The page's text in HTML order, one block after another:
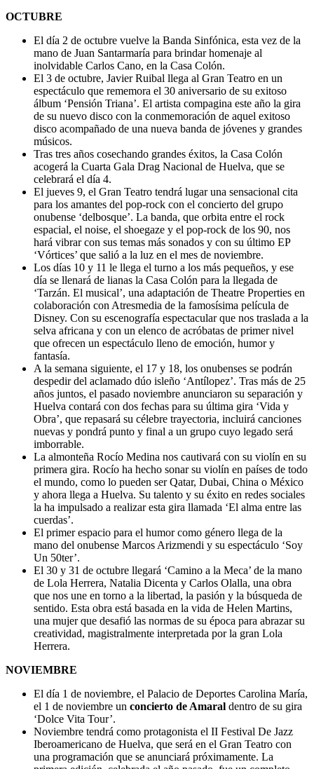
OCTUBRE
El día 2 de octubre vuelve la Banda Sinfónica, esta vez de la
mano de Juan Santarmaría para brindar homenaje al
inolvidable Carlos Cano, en la Casa Colón.
El 3 de octubre, Javier Ruibal llega al Gran Teatro en un
espectáculo que rememora el 30 aniversario de su exitoso
álbum ‘Pensión Triana’. El artista compagina este año la gira
de su nuevo disco con la conmemoración de aquel exitoso
disco acompañado de una nueva banda de jóvenes y grandes
músicos.
Tras tres años cosechando grandes éxitos, la Casa Colón
acogerá la Cuarta Gala Drag Nacional de Huelva, que se
celebrará el día 4.
El jueves 9, el Gran Teatro tendrá lugar una sensacional cita
para los amantes del pop-rock con el concierto del grupo
onubense ‘delbosque’. La banda, que orbita entre el rock
espacial, el noise, el shoegaze y el pop-rock de los 90, nos
hará vibrar con sus temas más sonados y con su último EP
‘Vórtices’ que salió a la luz en el mes de noviembre.
Los días 10 y 11 le llega el turno a los más pequeños, y ese
día se llenará de lianas la Casa Colón para la llegada de
‘Tarzán. El musical’, una adaptación de Theatre Properties en
colaboración con Atresmedia de la famosísima película de
Disney. Con su escenografía espectacular que nos traslada a la
selva africana y con un elenco de acróbatas de primer nivel
que ofrecen un espectáculo lleno de emoción, humor y
fantasía.
A la semana siguiente, el 17 y 18, los onubenses se podrán
despedir del aclamado dúo isleño ‘Antílopez’. Tras más de 25
años juntos, el pasado noviembre anunciaron su separación y
Huelva contará con dos fechas para su última gira ‘Vida y
Obra’, que repasará su célebre trayectoria, incluirá canciones
nuevas y pondrá punto y final a un grupo cuyo legado será
imborrable.
La almonteña Rocío Medina nos cautivará con su violín en su
primera gira. Rocío ha hecho sonar su violín en países de todo
el mundo, como lo pueden ser Qatar, Dubai, China o México
y ahora llega a Huelva. Su talento y su éxito en redes sociales
la ha impulsado a realizar esta gira llamada ‘El alma entre las
cuerdas’.
El primer espacio para el humor como género llega de la
mano del onubense Marcos Arizmendi y su espectáculo ‘Soy
Un 50ter’.
El 30 y 31 de octubre llegará ‘Camino a la Meca’ de la mano
de Lola Herrera, Natalia Dicenta y Carlos Olalla, una obra
que nos une en torno a la libertad, la pasión y la búsqueda de
sentido. Esta obra está basada en la vida de Helen Martins,
una mujer que desafió las normas de su época para abrazar su
creatividad, magistralmente interpretada por la gran Lola
Herrera.
NOVIEMBRE
El día 1 de noviembre, el Palacio de Deportes Carolina María,
el 1 de noviembre un concierto de Amaral dentro de su gira
‘Dolce Vita Tour’.
Noviembre tendrá como protagonista el II Festival De Jazz
Iberoamericano de Huelva, que será en el Gran Teatro con
una programación que se anunciará próximamente. La